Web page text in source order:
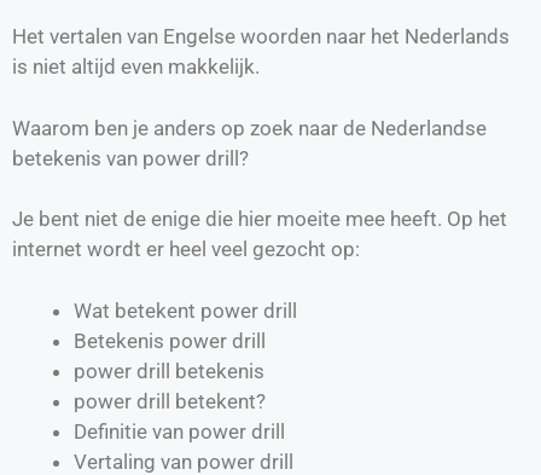
Het vertalen van Engelse woorden naar het Nederlands
is niet altijd even makkelijk.
Waarom ben je anders op zoek naar de Nederlandse
betekenis van power drill?
Je bent niet de enige die hier moeite mee heeft. Op het
internet wordt er heel veel gezocht op:
Wat betekent power drill
Betekenis power drill
power drill betekenis
power drill betekent?
Definitie van power drill
Vertaling van power drill